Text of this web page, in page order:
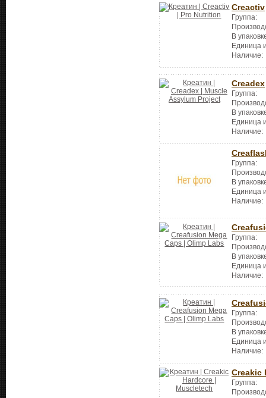
Creactiv
Группа:
В
Единица
Наличие:
Creadex
Группа:
В
Единица
Наличие:
Группа:
В
Единица
Наличие:
Группа:
В
Единица
Наличие:
Группа:
В
Единица
Наличие:
Creakic
Группа: